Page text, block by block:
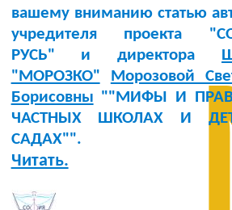
вашему вниманию статью
учредителя проекта
РУСЬ" и директора
"МОРОЗКО"
Морозовой
Борисовны ""МИФЫ И
ЧАСТНЫХ ШКОЛАХ И
САДАХ"".
Читать.